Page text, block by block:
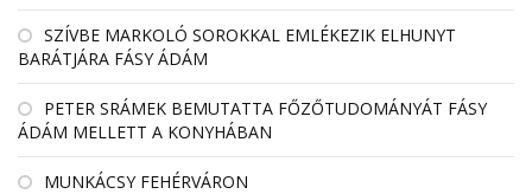
SZÍVBE MARKOLÓ SOROKKAL EMLÉKEZIK ELHUNYT
BARÁTJÁRA FÁSY ÁDÁM
PETER SRÁMEK BEMUTATTA FŐZŐTUDOMÁNYÁT FÁSY
ÁDÁM MELLETT A KONYHÁBAN
MUNKÁCSY FEHÉRVÁRON